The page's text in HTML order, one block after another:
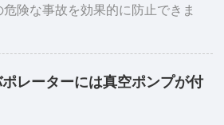
険な事故を効果的に防止できま
レーターには真空ポンプが付